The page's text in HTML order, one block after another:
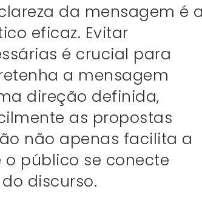
da mensagem é
eficaz. Evitar
é crucial para
a mensagem
direção definida,
as propostas
não apenas facilita a
público se conecte
discurso.